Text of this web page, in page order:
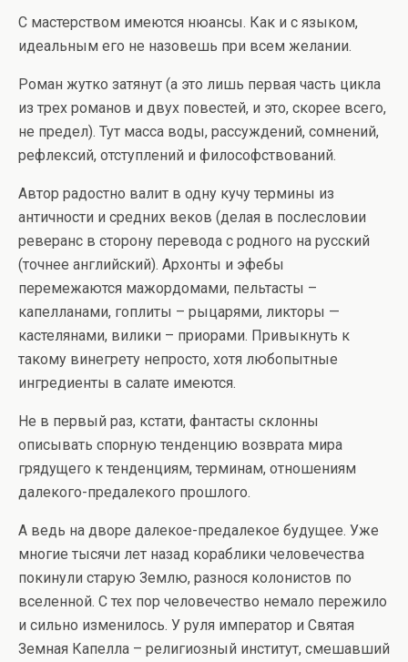
С мастерством имеются нюансы. Как и с языком,
идеальным его не назовешь при всем желании.
Роман жутко затянут (а это лишь первая часть цикла
из трех романов и двух повестей, и это, скорее всего,
не предел). Тут масса воды, рассуждений, сомнений,
рефлексий, отступлений и философствований.
Автор радостно валит в одну кучу термины из
античности и средних веков (делая в послесловии
реверанс в сторону перевода с родного на русский
(точнее английский). Архонты и эфебы
перемежаются мажордомами, пельтасты –
капелланами, гоплиты – рыцарями, ликторы —
кастелянами, вилики – приорами. Привыкнуть к
такому винегрету непросто, хотя любопытные
ингредиенты в салате имеются.
Не в первый раз, кстати, фантасты склонны
описывать спорную тенденцию возврата мира
грядущего к тенденциям, терминам, отношениям
далекого-предалекого прошлого.
А ведь на дворе далекое-предалекое будущее. Уже
многие тысячи лет назад кораблики человечества
покинули старую Землю, разнося колонистов по
вселенной. С тех пор человечество немало пережило
и сильно изменилось. У руля император и Святая
Земная Капелла – религиозный институт, смешавший